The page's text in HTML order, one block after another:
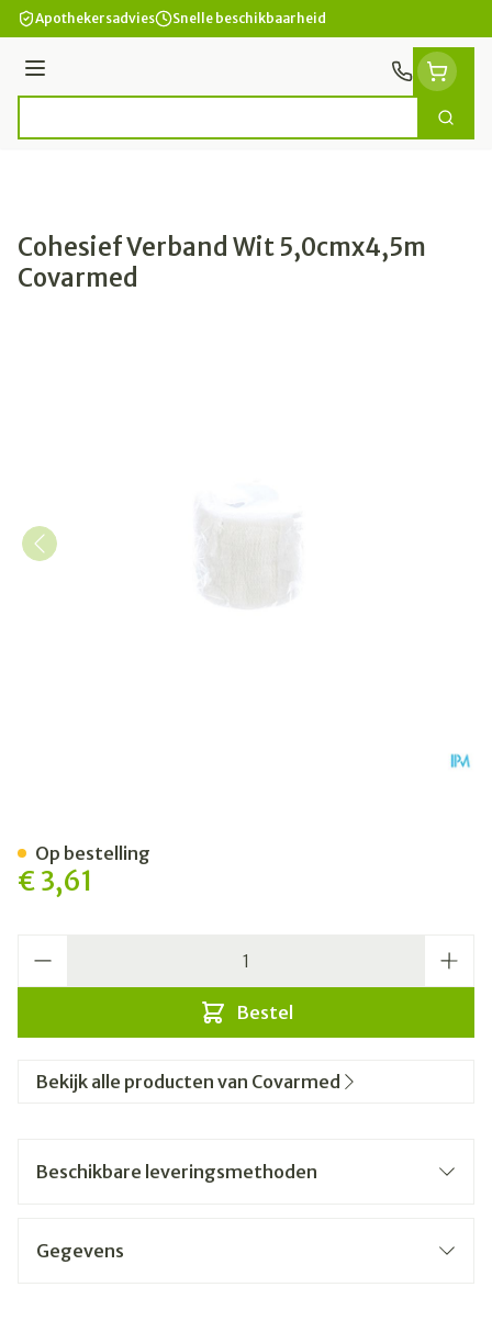
Ga naar de inhoud
Apothekersadvies Snelle beschikbaarheid
Menu
Zoek
Cohesief Verband Wit 5,0cmx4,5m
Covarmed
€ 3,61
Bestel
Op bestelling
Bekijk alle producten van Covarmed
Beschikbare leveringsmethoden
Gegevens